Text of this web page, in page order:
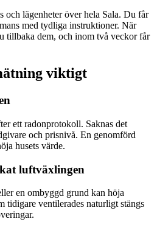
och lägenheter över hela Sala. Du får
med tydliga instruktioner. När
tillbaka dem, och inom två veckor får
viktigt
ett radonprotokoll. Saknas det
och prisnivå. En genomförd
husets värde.
luftväxlingen
en ombyggd grund kan höja
tidigare ventilerades naturligt stängs